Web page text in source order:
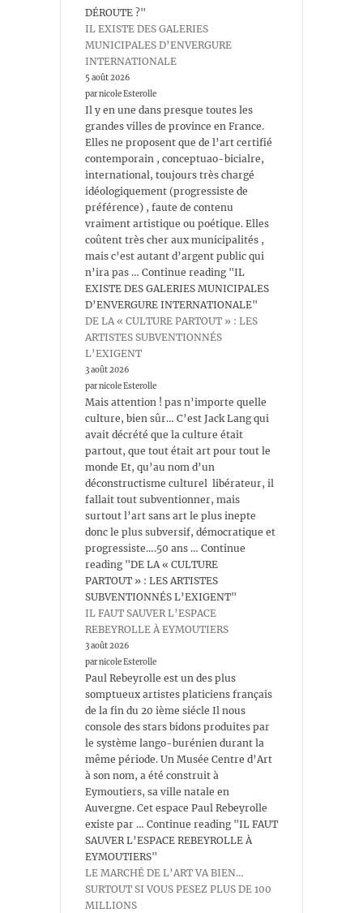
DÉROUTE ?"
IL EXISTE DES GALERIES
MUNICIPALES D’ENVERGURE
INTERNATIONALE
5 août 2026
par nicole Esterolle
Il y en une dans presque toutes les
grandes villes de province en France.
Elles ne proposent que de l’art certifié
contemporain , conceptuao-bicialre,
international, toujours très chargé
idéologiquement (progressiste de
préférence) , faute de contenu
vraiment artistique ou poétique. Elles
coûtent très cher aux municipalités ,
mais c’est autant d’argent public qui
n’ira pas … Continue reading "IL
EXISTE DES GALERIES MUNICIPALES
D’ENVERGURE INTERNATIONALE"
DE LA « CULTURE PARTOUT » : LES
ARTISTES SUBVENTIONNÉS
L’EXIGENT
3 août 2026
par nicole Esterolle
Mais attention ! pas n’importe quelle
culture, bien sûr… C’est Jack Lang qui
avait décrété que la culture était
partout, que tout était art pour tout le
monde Et, qu’au nom d’un
déconstructisme culturel libérateur, il
fallait tout subventionner, mais
surtout l’art sans art le plus inepte
donc le plus subversif, démocratique et
progressiste….50 ans … Continue
reading "DE LA « CULTURE
PARTOUT » : LES ARTISTES
SUBVENTIONNÉS L’EXIGENT"
IL FAUT SAUVER L’ESPACE
REBEYROLLE À EYMOUTIERS
3 août 2026
par nicole Esterolle
Paul Rebeyrolle est un des plus
somptueux artistes platiciens français
de la fin du 20 ième siécle Il nous
console des stars bidons produites par
le système lango-burénien durant la
même période. Un Musée Centre d’Art
à son nom, a été construit à
Eymoutiers, sa ville natale en
Auvergne. Cet espace Paul Rebeyrolle
existe par … Continue reading "IL FAUT
SAUVER L’ESPACE REBEYROLLE À
EYMOUTIERS"
LE MARCHÉ DE L’ART VA BIEN…
SURTOUT SI VOUS PESEZ PLUS DE 100
MILLIONS